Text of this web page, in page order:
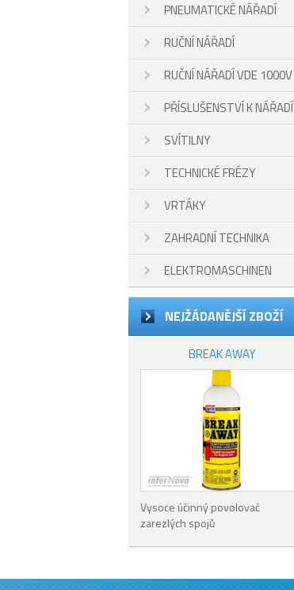
PNEUMATICKÉ NÁŘADÍ
RUČNÍ NÁŘADÍ
RUČNÍ NÁŘADÍ VDE 1000V
PŘÍSLUŠENSTVÍ K NÁŘADÍ
SVÍTILNY
TECHNICKÉ FRÉZY
VRTÁKY
ZAHRADNÍ TECHNIKA
ELEKTROMASCHINEN
NEJŽÁDANĚJŠÍ ZBOŽÍ
BREAK AWAY
Vysoce účinný povolovač
zarezlých spojů